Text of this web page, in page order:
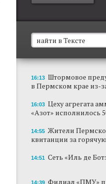
В Пермском крае
обнаружения
Они используются
отслеживания БПЛА в
Сеть «Иль де Ботэ»
Власти Перми
16:13 Штормовое
в Пермском крае из-
16:03 Цеху агрегата
«Азот» исполнилось
14:55 Жители
квитанции за
14:51 Сеть «Иль де
14:39 Филиал «ПМУ»